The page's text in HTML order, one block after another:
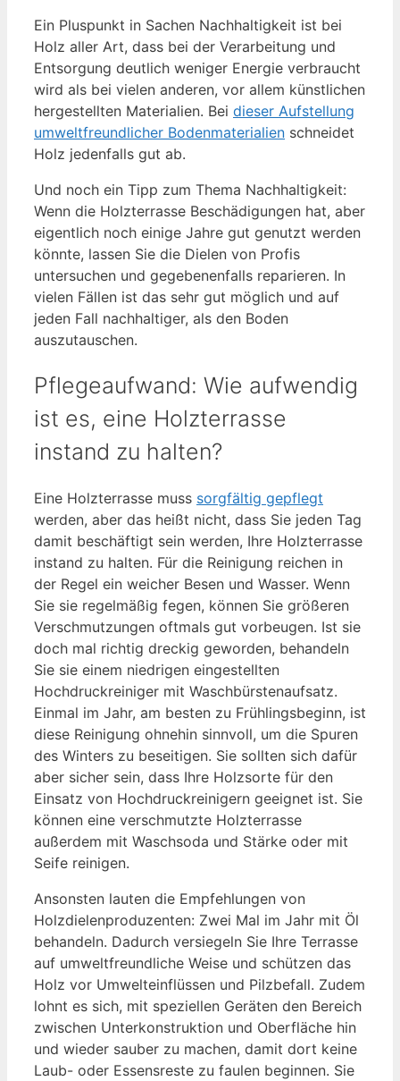
Ein Pluspunkt in Sachen Nachhaltigkeit ist bei
Holz aller Art, dass bei der Verarbeitung und
Entsorgung deutlich weniger Energie verbraucht
wird als bei vielen anderen, vor allem künstlichen
hergestellten Materialien. Bei dieser Aufstellung
umweltfreundlicher Bodenmaterialien schneidet
Holz jedenfalls gut ab.
Und noch ein Tipp zum Thema Nachhaltigkeit:
Wenn die Holzterrasse Beschädigungen hat, aber
eigentlich noch einige Jahre gut genutzt werden
könnte, lassen Sie die Dielen von Profis
untersuchen und gegebenenfalls reparieren. In
vielen Fällen ist das sehr gut möglich und auf
jeden Fall nachhaltiger, als den Boden
auszutauschen.
Pflegeaufwand: Wie aufwendig
ist es, eine Holzterrasse
instand zu halten?
Eine Holzterrasse muss sorgfältig gepflegt
werden, aber das heißt nicht, dass Sie jeden Tag
damit beschäftigt sein werden, Ihre Holzterrasse
instand zu halten. Für die Reinigung reichen in
der Regel ein weicher Besen und Wasser. Wenn
Sie sie regelmäßig fegen, können Sie größeren
Verschmutzungen oftmals gut vorbeugen. Ist sie
doch mal richtig dreckig geworden, behandeln
Sie sie einem niedrigen eingestellten
Hochdruckreiniger mit Waschbürstenaufsatz.
Einmal im Jahr, am besten zu Frühlingsbeginn, ist
diese Reinigung ohnehin sinnvoll, um die Spuren
des Winters zu beseitigen. Sie sollten sich dafür
aber sicher sein, dass Ihre Holzsorte für den
Einsatz von Hochdruckreinigern geeignet ist. Sie
können eine verschmutzte Holzterrasse
außerdem mit Waschsoda und Stärke oder mit
Seife reinigen.
Ansonsten lauten die Empfehlungen von
Holzdielenproduzenten: Zwei Mal im Jahr mit Öl
behandeln. Dadurch versiegeln Sie Ihre Terrasse
auf umweltfreundliche Weise und schützen das
Holz vor Umwelteinflüssen und Pilzbefall. Zudem
lohnt es sich, mit speziellen Geräten den Bereich
zwischen Unterkonstruktion und Oberfläche hin
und wieder sauber zu machen, damit dort keine
Laub- oder Essensreste zu faulen beginnen. Sie